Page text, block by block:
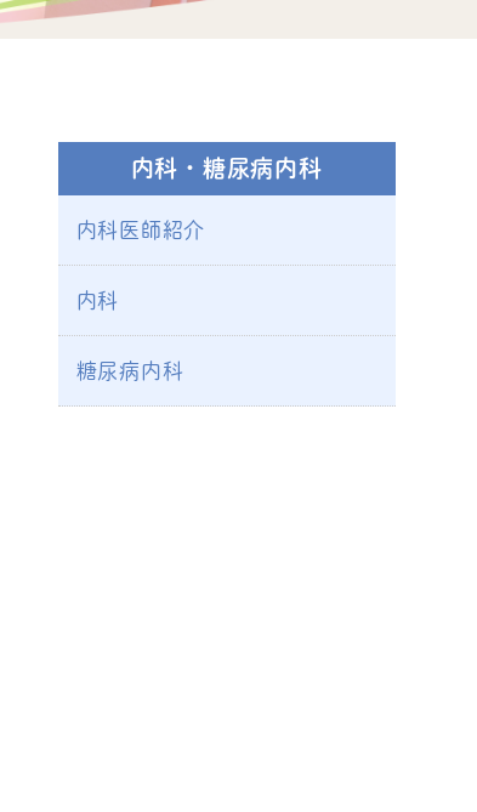
内科・糖尿病内科
内科医師紹介
内科
糖尿病内科